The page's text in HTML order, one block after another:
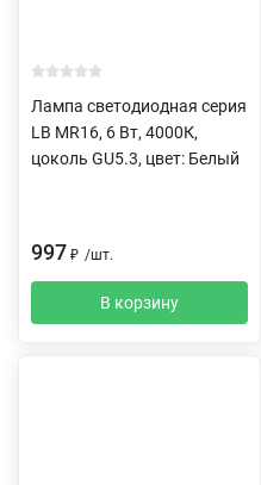
Лампа светодиодная серия
LB MR16, 6 Вт, 4000К,
цоколь GU5.3, цвет: Белый
997 ₽ /шт.
В корзину